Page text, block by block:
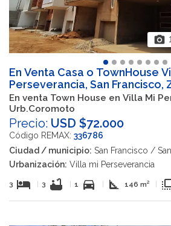
photo_camera
En Venta Casa o TownHouse
Perseverancia, San Francisco,
En venta Town House en Villa Mi
Urb.Coromoto
Precio: USD $72.000
Código REMAX: 336786
Ciudad / municipio: San Francisco /
Urbanización: Villa mi Perseverancia
3 hotel 3 bathtub 1 directions_car square_foot 146 m²